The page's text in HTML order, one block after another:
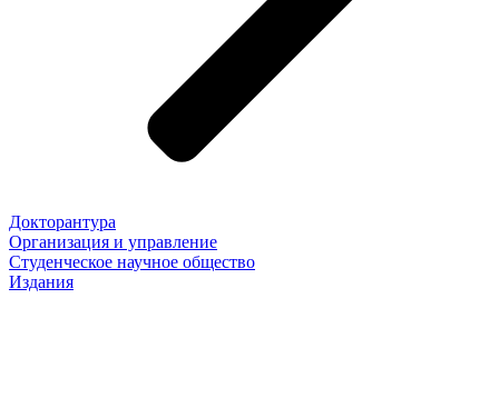
Докторантура
Организация и управление
Студенческое научное общество
Издания